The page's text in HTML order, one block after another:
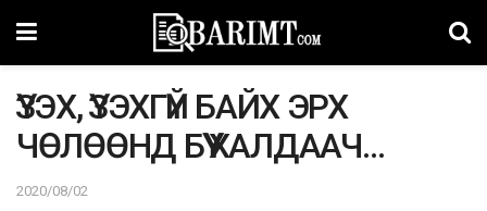
ҮЗЭХ, ҮЗЭХГҮЙ БАЙХ ЭРХ
ЧӨЛӨӨНД БҮҮ ХАЛДААЧ…
2020/08/02